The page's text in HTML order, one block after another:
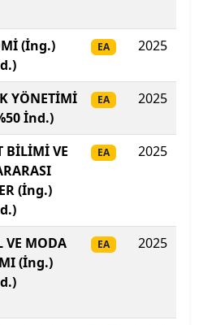
İmam Üniversitesi
İmam Üniversitesi
Üniversitesi
(İng.)
EA 2025
YÖNETİMİ
İnd.)
EA 2025
BİLİMİ VE
(İng.)
EA 2025
VE MODA
(İng.)
EA 2025